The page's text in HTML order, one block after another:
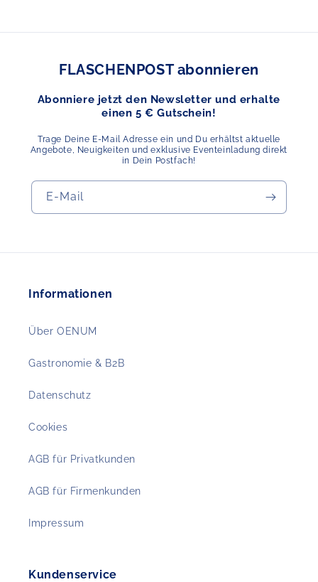
FLASCHENPOST abonnieren
Abonniere jetzt den Newsletter und erhalte
einen 5 € Gutschein!
Trage Deine E-Mail Adresse ein und Du erhältst aktuelle
Angebote, Neuigkeiten und exklusive Eventeinladung direkt
in Dein Postfach!
E-Mail
Informationen
Über OENUM
Gastronomie & B2B
Datenschutz
Cookies
AGB für Privatkunden
AGB für Firmenkunden
Impressum
Kundenservice